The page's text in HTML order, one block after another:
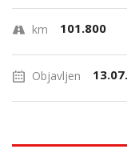
km 101.800
Objavljen